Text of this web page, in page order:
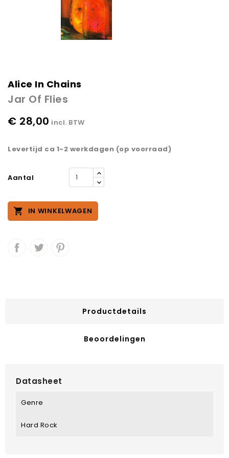
Alice In Chains
Jar Of Flies
€ 28,00 incl. BTW
Levertijd ca 1-2 werkdagen (op voorraad)
Aantal
 IN WINKELWAGEN
Productdetails
Beoordelingen
Datasheet
Genre
Hard Rock